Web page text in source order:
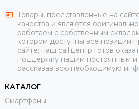
Товары, представленные на
качества и являются
работаем с собственным
котором доступны все позиции
сайте; наш call центр готов
поддержку нашим постоянным
рассказав всю необходимую
КАТАЛОГ
Смартфоны